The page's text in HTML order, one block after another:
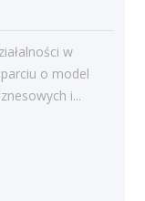
w
o model
i...